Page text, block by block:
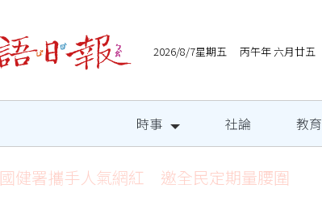
2026/8/7星期五 丙午年 六月廿五
時事 社論 教育
國健署攜手人氣網紅 邀全民定期量腰圍